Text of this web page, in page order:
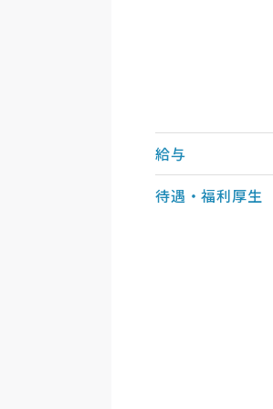
給与
待遇・福利厚生